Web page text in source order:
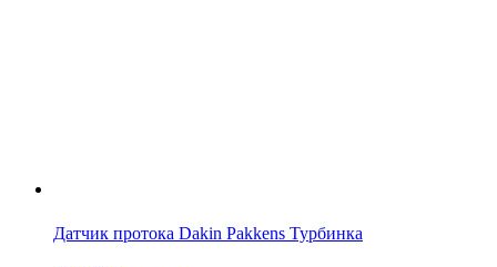
Датчик протока Dakin Pakkens Турбинка